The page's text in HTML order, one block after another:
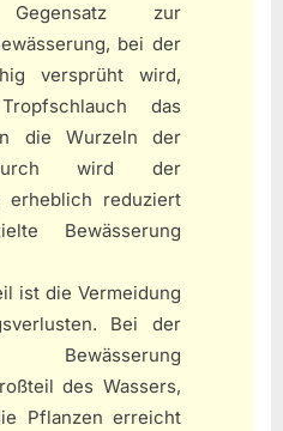
zur
bei der
versprüht wird,
das
die Wurzeln der
wird der
erheblich reduziert
Bewässerung
ist die Vermeidung
Bei der
Bewässerung
des Wassers,
Pflanzen erreicht